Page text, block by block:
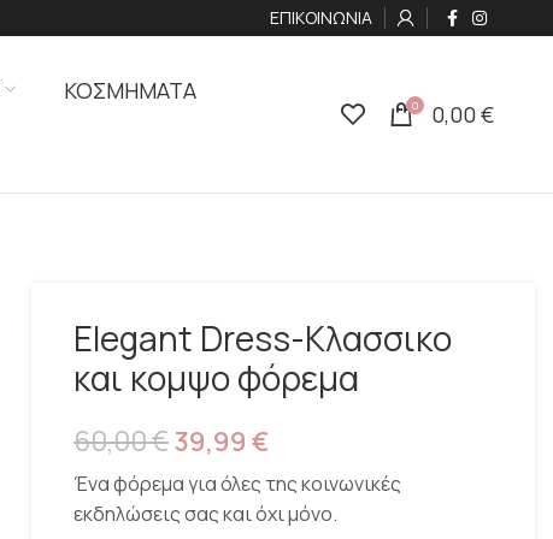
ΕΠΙΚΟΙΝΩΝΙΑ
ΚΟΣΜΗΜΑΤΑ
0 0,00€
Elegant Dress-Κλασσικο
και κομψο φόρεμα
60,00€39,99 €
Ένα φόρεμα για όλες της κοινωνικές
εκδηλώσεις σας και όχι μόνο.